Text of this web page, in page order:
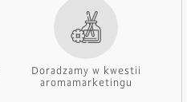
Doradzamy w kwestii
aromamarketingu